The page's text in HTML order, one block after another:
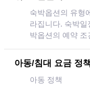
숙박옵션의 유형
라집니다. 숙박
박옵션의 예약
아동/침대 요금 정책
아동 정책